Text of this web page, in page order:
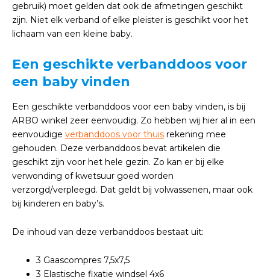
gebruik) moet gelden dat ook de afmetingen geschikt
zijn. Niet elk verband of elke pleister is geschikt voor het
lichaam van een kleine baby.
Een geschikte verbanddoos voor
een baby vinden
Een geschikte verbanddoos voor een baby vinden, is bij
ARBO winkel zeer eenvoudig. Zo hebben wij hier al in een
eenvoudige verbanddoos voor thuis rekening mee
gehouden. Deze verbanddoos bevat artikelen die
geschikt zijn voor het hele gezin. Zo kan er bij elke
verwonding of kwetsuur goed worden
verzorgd/verpleegd. Dat geldt bij volwassenen, maar ook
bij kinderen en baby’s.
De inhoud van deze verbanddoos bestaat uit:
3 Gaascompres 7,5x7,5
3 Elastische fixatie windsel 4x6